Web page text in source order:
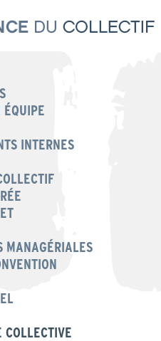
ÉQUIPE
INTERNES
MANAGÉRIALES
COLLECTIVE